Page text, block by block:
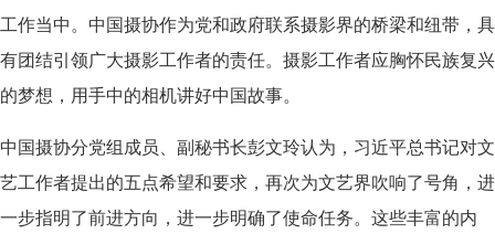
工作当中。中国摄协作为党和政府联系摄影界的桥梁和纽带，具
有团结引领广大摄影工作者的责任。摄影工作者应胸怀民族复兴
的梦想，用手中的相机讲好中国故事。
中国摄协分党组成员、副秘书长彭文玲认为，习近平总书记对文
艺工作者提出的五点希望和要求，再次为文艺界吹响了号角，进
一步指明了前进方向，进一步明确了使命任务。这些丰富的内